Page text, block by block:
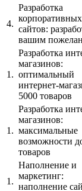
4.
Разработка
корпоративных
сайтов:
вашим
1.
Разработка
магазинов:
оптимальный
интернет-
5000 товаров
1.
Разработка
магазинов:
максимальные
возможности
товаров
1.
Наполнение и
маркетинг:
наполнение